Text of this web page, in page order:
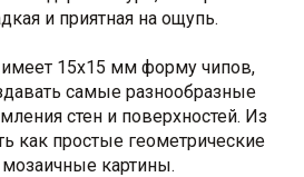
и приятная на ощупь.
15х15 мм форму чипов,
самые разнообразные
стен и поверхностей. Из
как простые геометрические
картины.